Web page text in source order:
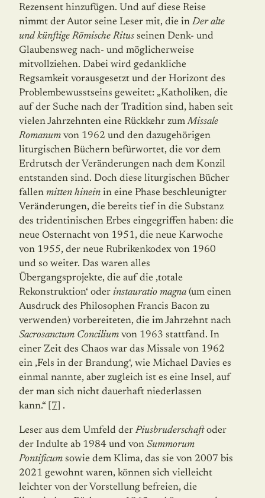
Rezensent hinzufügen. Und auf diese Reise
nimmt der Autor seine Leser mit, die in Der alte
und künftige Römische Ritus seinen Denk- und
Glaubensweg nach- und möglicherweise
mitvollziehen. Dabei wird gedankliche
Regsamkeit vorausgesetzt und der Horizont des
Problembewusstseins geweitet: „Katholiken, die
auf der Suche nach der Tradition sind, haben seit
vielen Jahrzehnten eine Rückkehr zumMissale
Romanum von 1962 und den dazugehörigen
liturgischen Büchern befürwortet, die vor dem
Erdrutsch der Veränderungen nach dem Konzil
entstanden sind. Doch diese liturgischen Bücher
fallen mitten hinein in eine Phase beschleunigter
Veränderungen, die bereits tief in die Substanz
des tridentinischen Erbes eingegriffen haben: die
neue Osternacht von 1951, die neue Karwoche
von 1955, der neue Rubrikenkodex von 1960
und so weiter. Das waren alles
Übergangsprojekte, die auf die ‚totale
Rekonstruktion‘ oder instauratio magna (um einen
Ausdruck des Philosophen Francis Bacon zu
verwenden) vorbereiteten, die im Jahrzehnt nach
Sacrosanctum Concilium von 1963 stattfand. In
einer Zeit des Chaos war das Missale von 1962
ein ‚Fels in der Brandung‘, wie Michael Davies es
einmal nannte, aber zugleich ist es eine Insel, auf
der man sich nicht dauerhaft niederlassen
kann.“
[7] .
Leser aus dem Umfeld der Piusbruderschaftoder
der Indulte ab 1984 und von Summorum
Pontificum sowie dem Klima, das sie von 2007 bis
2021 gewohnt waren, können sich vielleicht
leichter von der Vorstellung befreien, die